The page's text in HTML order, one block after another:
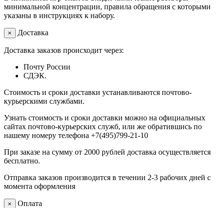
минимальной концентрации, правила обращения с которыми
указаны в инструкциях к набору.
× Доставка
Доставка заказов происходит через:
Почту России
СДЭК.
Стоимость и сроки доставки устанавливаются почтово-
курьерскими службами.
Узнать стоимость и сроки доставки можно на официальных
сайтах почтово-курьерских служб, или же обратившись по
нашему номеру телефона +7(495)799-21-10
При заказе на сумму от 2000 рублей доставка осуществляется
бесплатно.
Отправка заказов производится в течении 2-3 рабочих дней с
момента оформления
× Оплата